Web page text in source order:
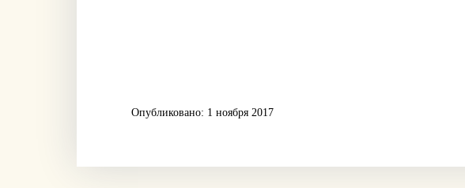
Опубликовано: 1 ноября 2017